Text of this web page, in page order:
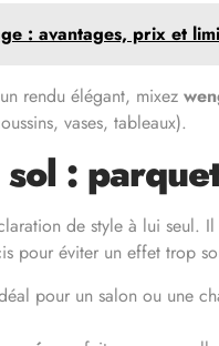
: avantages, prix et
rendu élégant, mixez
vases, tableaux).
:
de style à lui seul.
pour éviter un effet trop
pour un salon ou une